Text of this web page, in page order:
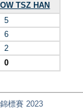
TSZ HAN
5
6
2
0
標賽 2023